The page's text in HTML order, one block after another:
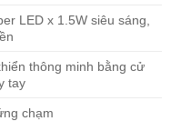
LED x 1.5W siêu sáng,
thông minh bằng cử
tay
chạm